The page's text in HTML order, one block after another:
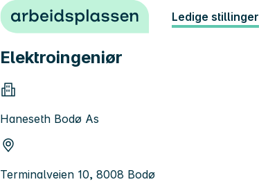
Hopp til innhold Ledige stillinger
Elektroingeniør
Haneseth Bodø As
Terminalveien 10, 8008 Bodø